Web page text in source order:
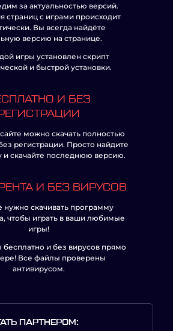
за актуальностью версий.
страниц с играми происходит
Вы всегда найдёте
версию на странице.
игры установлен скрипт
и быстрой установки.
И БЕЗ
можно скачать полностью
регистрации. Просто найдите
и скачайте последнюю версию.
И БЕЗ ВИРУСОВ
нужно скачивать программу
чтобы играть в ваши любимые
игры!
бесплатно и без вирусов прямо
Все файлы проверены
антивирусом.
ПАРТНЕРОМ: